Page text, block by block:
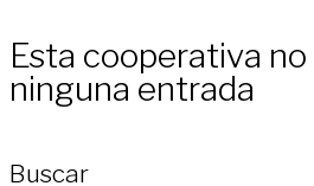
Esta cooperativa
ninguna entrada
Buscar